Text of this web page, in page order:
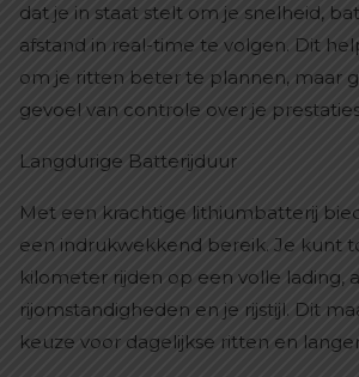
dat je in staat stelt om je snelheid,
afstand in real-time te volgen. Dit
om je ritten beter te plannen, maar
gevoel van controle over je
Langdurige Batterijduur
Met een krachtige lithiumbatterij
een indrukwekkend bereik. Je kunt
kilometer rijden op een volle lading,
rijomstandigheden en je rijstijl. Dit
keuze voor dagelijkse ritten en